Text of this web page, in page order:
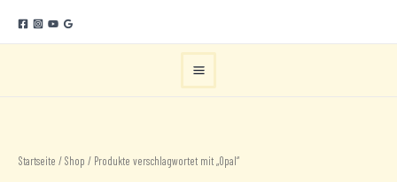
Inhalt
springen
Startseite /Shop / Produkte verschlagwortet mit „Opal“